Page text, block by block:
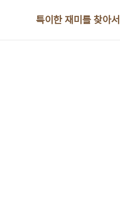
특이한 재미를 찾아서